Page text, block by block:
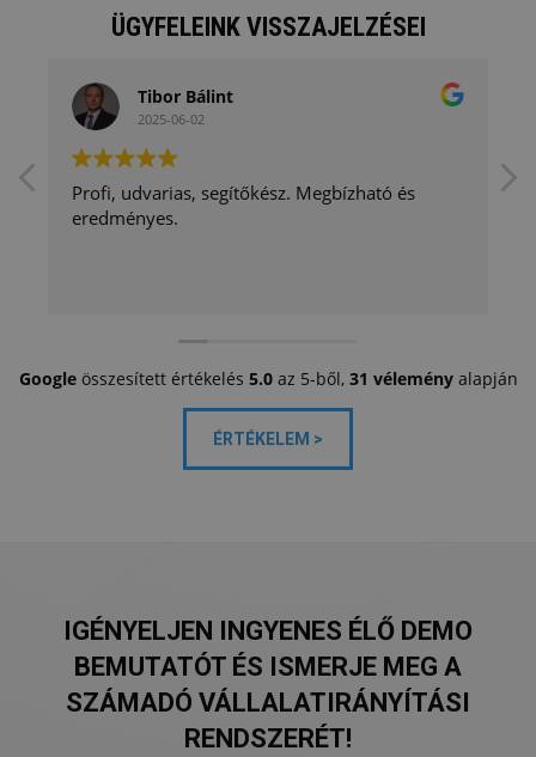
ÜGYFELEINK VISSZAJELZÉSEI
Tibor Bálint
2025-06-02
Profi, udvarias, segítőkész. Megbízható és
eredményes.
Googleösszesített értékelés 5.0az 5-ből, 31 véleményalapján
ÉRTÉKELEM >
IGÉNYELJEN INGYENES ÉLŐ DEMO
BEMUTATÓT ÉS ISMERJE MEG A
SZÁMADÓ VÁLLALATIRÁNYÍTÁSI
RENDSZERÉT!